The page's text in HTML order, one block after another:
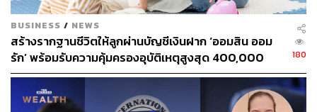
BUSINESS / NEWS
สร้างรากฐานชีวิตให้ลูกผ่านบัญชีเงินฝาก ‘ออมสิน ออม
รัก’ พร้อมรับความคุ้มครองอุบัติเหตุสูงสุด 400,000
บาท ดอกเบี้ยรับเต็ม ไม่เสียภาษี [Advertorial]
180